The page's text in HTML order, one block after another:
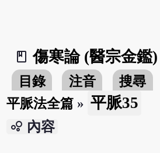
book_2
傷寒論 (醫宗金鑑)
目錄 注音 搜尋
平脈法全篇 » 平脈35
bubble_chart 內容